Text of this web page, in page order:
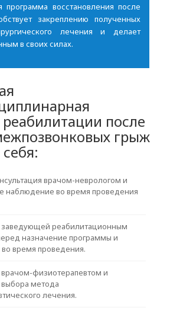
программа восстановления после
закреплению полученных
лечения и делает
в своих силах.
после
грыж
врачом-неврологом и
наблюдение во время проведения
заведующей реабилитационным
назначение программы и
время проведения.
врачом-физиотерапевтом и
выбора метода
лечения.